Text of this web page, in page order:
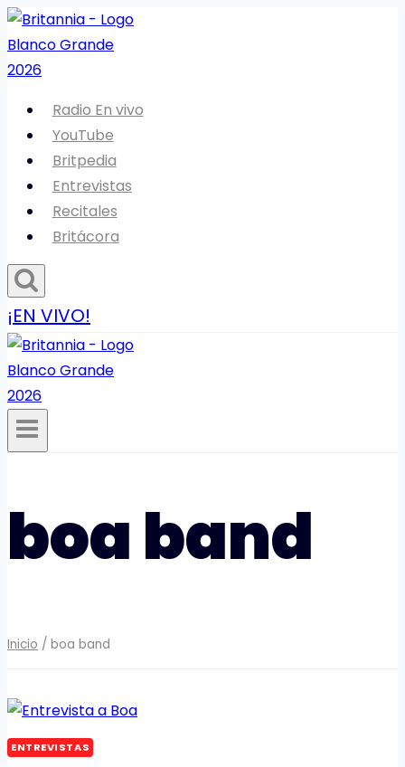
Saltar
al
contenido
Radio En vivo
YouTube
Britpedia
Entrevistas
Recitales
Britácora
¡EN VIVO!
boa band
Inicio / boa band
ENTREVISTAS